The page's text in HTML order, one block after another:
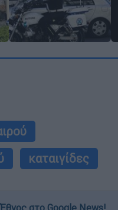
καταιγίδες
στο Google News!